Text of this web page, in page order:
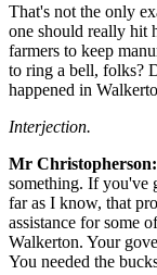
That's not the only
one should really hit
farmers to keep
to ring a bell, folks?
happened in
Interjection.
Mr Christopherson:
something. If you've
far as I know, that
assistance for some
Walkerton. Your
You needed the